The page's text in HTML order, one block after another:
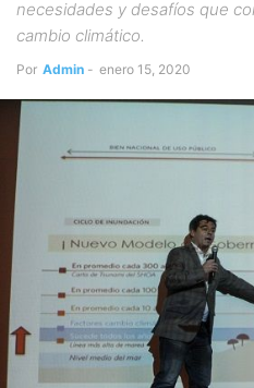
necesidades y desafíos que
cambio climático.
Por Admin - enero 15, 2020